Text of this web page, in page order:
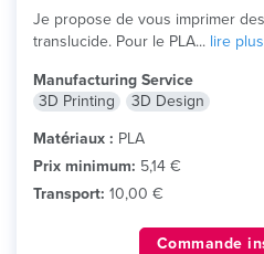
Je propose de vous imprimer
translucide. Pour le PLA... lire plus
Manufacturing Service
3D Printing
3D Design
Matériaux : PLA
Prix minimum: 5,14 €
Transport: 10,00 €
Commande